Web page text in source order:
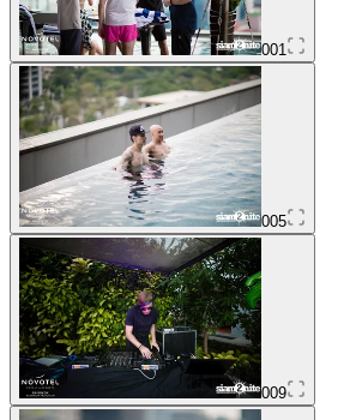
001
005
009